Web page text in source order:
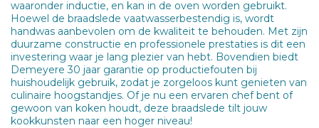
waaronder inductie, en kan in de oven worden gebruikt.
Hoewel de braadslede vaatwasserbestendig is, wordt
handwas aanbevolen om de kwaliteit te behouden. Met zijn
duurzame constructie en professionele prestaties is dit een
investering waar je lang plezier van hebt. Bovendien biedt
Demeyere 30 jaar garantie op productiefouten bij
huishoudelijk gebruik, zodat je zorgeloos kunt genieten van
culinaire hoogstandjes. Of je nu een ervaren chef bent of
gewoon van koken houdt, deze braadslede tilt jouw
kookkunsten naar een hoger niveau!